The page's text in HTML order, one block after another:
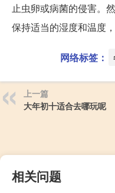
止虫卵或病菌的侵害。
保持适当的湿度和温度
网络标签：
上一篇
大年初十适合去哪玩呢
相关问题